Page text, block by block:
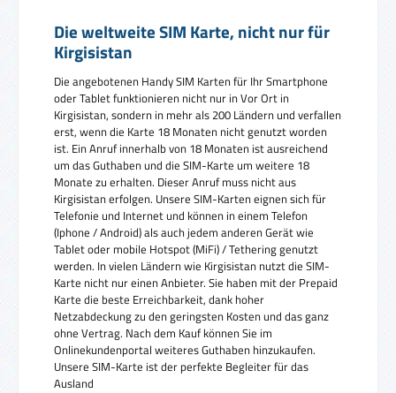
Die weltweite SIM Karte, nicht nur für
Kirgisistan
Die angebotenen Handy SIM Karten für Ihr Smartphone
oder Tablet funktionieren nicht nur in Vor Ort in
Kirgisistan, sondern in mehr als 200 Ländern und verfallen
erst, wenn die Karte 18 Monaten nicht genutzt worden
ist. Ein Anruf innerhalb von 18 Monaten ist ausreichend
um das Guthaben und die SIM-Karte um weitere 18
Monate zu erhalten. Dieser Anruf muss nicht aus
Kirgisistan erfolgen. Unsere SIM-Karten eignen sich für
Telefonie und Internet und können in einem Telefon
(Iphone / Android) als auch jedem anderen Gerät wie
Tablet oder mobile Hotspot (MiFi) / Tethering genutzt
werden. In vielen Ländern wie Kirgisistan nutzt die SIM-
Karte nicht nur einen Anbieter. Sie haben mit der Prepaid
Karte die beste Erreichbarkeit, dank hoher
Netzabdeckung zu den geringsten Kosten und das ganz
ohne Vertrag. Nach dem Kauf können Sie im
Onlinekundenportal weiteres Guthaben hinzukaufen.
Unsere SIM-Karte ist der perfekte Begleiter für das
Ausland